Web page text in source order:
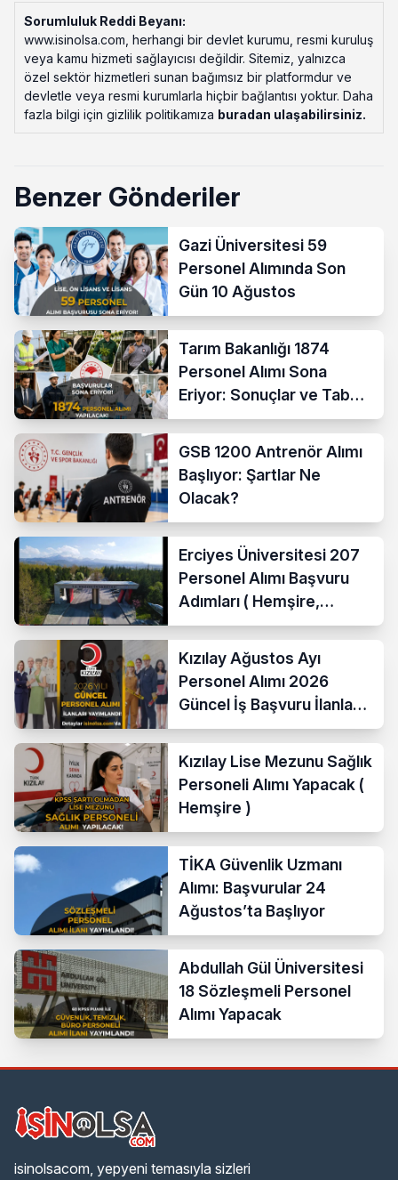
Sorumluluk Reddi Beyanı:
www.isinolsa.com, herhangi bir devlet kurumu, resmi kuruluş
veya kamu hizmeti sağlayıcısı değildir. Sitemiz, yalnızca
özel sektör hizmetleri sunan bağımsız bir platformdur ve
devletle veya resmi kurumlarla hiçbir bağlantısı yoktur. Daha
fazla bilgi için gizlilik politikamıza buradan ulaşabilirsiniz.
Benzer Gönderiler
Gazi Üniversitesi 59
Personel Alımında Son
Gün 10 Ağustos
Tarım Bakanlığı 1874
Personel Alımı Sona
Eriyor: Sonuçlar ve Taban
KPSS Ne Zaman?
GSB 1200 Antrenör Alımı
Başlıyor: Şartlar Ne
Olacak?
Erciyes Üniversitesi 207
Personel Alımı Başvuru
Adımları ( Hemşire,
Temizlik Personeli )
Kızılay Ağustos Ayı
Personel Alımı 2026
Güncel İş Başvuru İlanları
Yayımladı!
Kızılay Lise Mezunu Sağlık
Personeli Alımı Yapacak (
Hemşire )
TİKA Güvenlik Uzmanı
Alımı: Başvurular 24
Ağustos’ta Başlıyor
Abdullah Gül Üniversitesi
18 Sözleşmeli Personel
Alımı Yapacak
isinolsacom, yepyeni temasıyla sizleri